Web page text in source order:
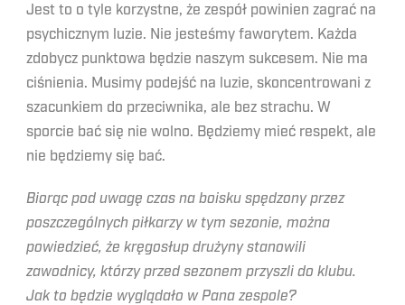
Jest to o tyle korzystne, że zespół powinien zagrać na
psychicznym luzie. Nie jesteśmy faworytem. Każda
zdobycz punktowa będzie naszym sukcesem. Nie ma
ciśnienia. Musimy podejść na luzie, skoncentrowani z
szacunkiem do przeciwnika, ale bez strachu. W
sporcie bać się nie wolno. Będziemy mieć respekt, ale
nie będziemy się bać.
Biorąc pod uwagę czas na boisku spędzony przez
poszczególnych piłkarzy w tym sezonie, można
powiedzieć, że kręgosłup drużyny stanowili
zawodnicy, którzy przed sezonem przyszli do klubu.
Jak to będzie wyglądało w Pana zespole?